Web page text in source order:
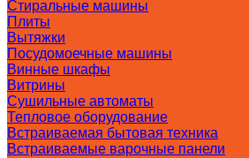
Стиральные машины
Плиты
Вытяжки
Посудомоечные машины
Винные шкафы
Витрины
Сушильные автоматы
Тепловое оборудование
Встраиваемая бытовая техника
Встраиваемые варочные панели